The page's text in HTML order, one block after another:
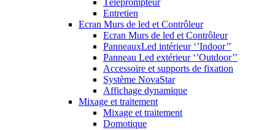
Téléprompteur
Entretien
Ecran Murs de led et Contrôleur
Ecran Murs de led et Contrôleur
PanneauxLed intérieur ‘’Indoor’’
Panneau Led extérieur ‘’Outdoor’’
Accessoire et supports de fixation
Système NovaStar
Affichage dynamique
Mixage et traitement
Mixage et traitement
Domotique